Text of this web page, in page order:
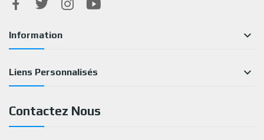
Information 
Liens Personnalisés 
Contactez Nous